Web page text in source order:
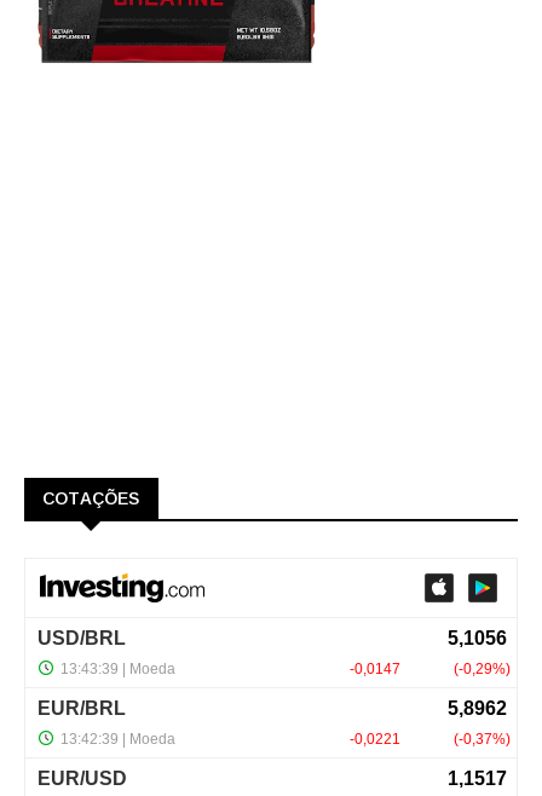
COTAÇÕES